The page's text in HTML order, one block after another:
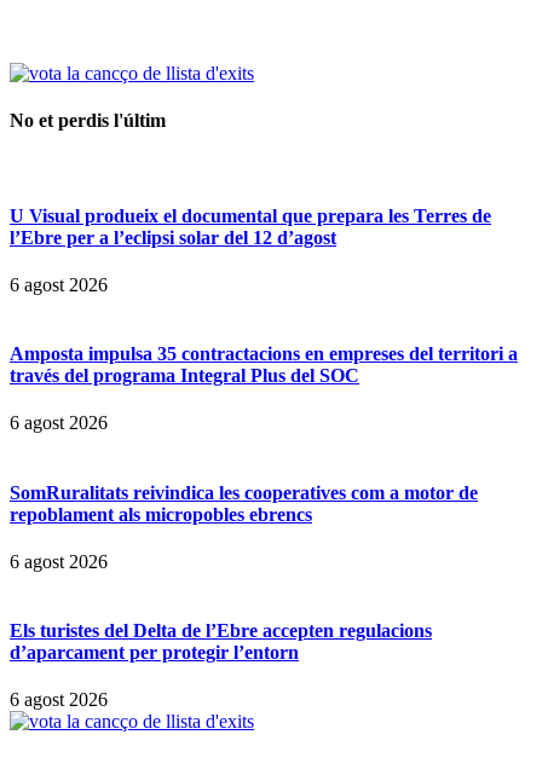
No et perdis l'últim
U Visual produeix el documental que prepara les Terres de
l’Ebre per a l’eclipsi solar del 12 d’agost
6 agost 2026
Amposta impulsa 35 contractacions en empreses del territori a
través del programa Integral Plus del SOC
6 agost 2026
SomRuralitats reivindica les cooperatives com a motor de
repoblament als micropobles ebrencs
6 agost 2026
Els turistes del Delta de l’Ebre accepten regulacions
d’aparcament per protegir l’entorn
6 agost 2026